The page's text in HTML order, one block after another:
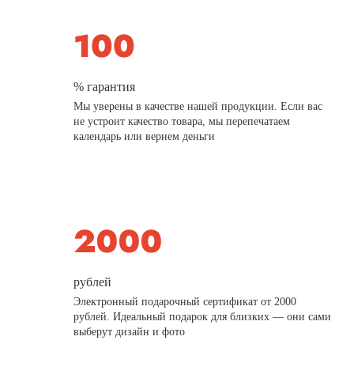
% гарантия
Мы уверены в качестве нашей продукции. Если вас
не устроит качество товара, мы перепечатаем
календарь или вернем деньги
рублей
Электронный подарочный сертификат от 2000
рублей. Идеальный подарок для близких — они сами
выберут дизайн и фото